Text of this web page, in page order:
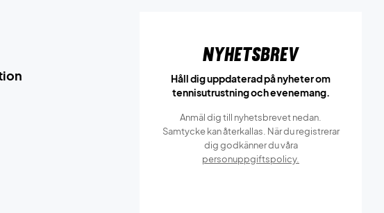
Nyhetsbrev
Håll dig uppdaterad på nyheter om
tennisutrustning och evenemang.
Anmäl dig till nyhetsbrevet nedan.
Samtycke kan återkallas. När du registrerar
dig godkänner du våra
personuppgiftspolicy.